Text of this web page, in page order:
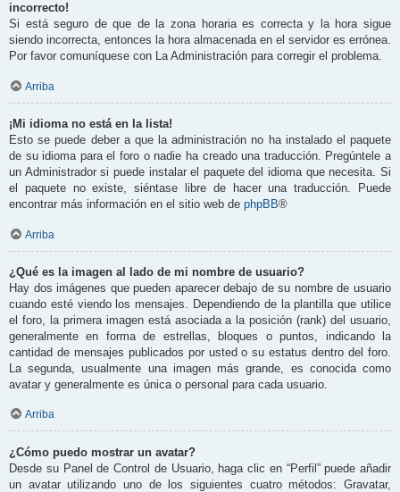
incorrecto!
Si está seguro de que de la zona horaria es correcta y la hora sigue
siendo incorrecta, entonces la hora almacenada en el servidor es errónea.
Por favor comuníquese con La Administración para corregir el problema.
Arriba
¡Mi idioma no está en la lista!
Esto se puede deber a que la administración no ha instalado el paquete
de su idioma para el foro o nadie ha creado una traducción. Pregúntele a
un Administrador si puede instalar el paquete del idioma que necesita. Si
el paquete no existe, siéntase libre de hacer una traducción. Puede
encontrar más información en el sitio web de phpBB®
Arriba
¿Qué es la imagen al lado de mi nombre de usuario?
Hay dos imágenes que pueden aparecer debajo de su nombre de usuario
cuando esté viendo los mensajes. Dependiendo de la plantilla que utilice
el foro, la primera imagen está asociada a la posición (rank) del usuario,
generalmente en forma de estrellas, bloques o puntos, indicando la
cantidad de mensajes publicados por usted o su estatus dentro del foro.
La segunda, usualmente una imagen más grande, es conocida como
avatar y generalmente es única o personal para cada usuario.
Arriba
¿Cómo puedo mostrar un avatar?
Desde su Panel de Control de Usuario, haga clic en “Perfil” puede añadir
un avatar utilizando uno de los siguientes cuatro métodos: Gravatar,